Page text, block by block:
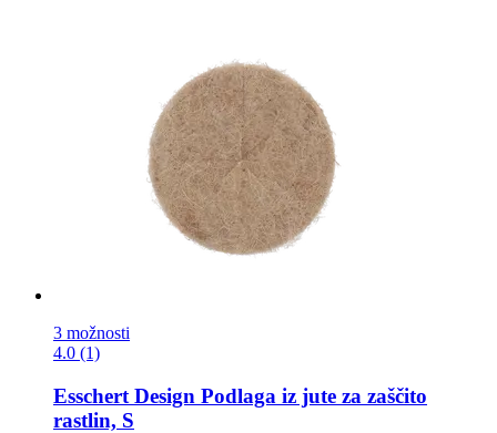
3 možnosti
4.0 (1)
Esschert Design Podlaga iz jute za zaščito
rastlin, S